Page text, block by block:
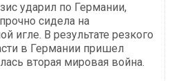
ударил по Германии,
сидела на
игле. В результате резкого
в Германии пришел
вторая мировая война.